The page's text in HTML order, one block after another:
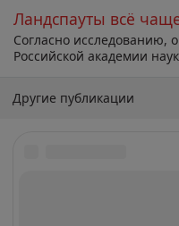
Ландспауты всё
Согласно исследованию,
Российской академии
Другие публикации